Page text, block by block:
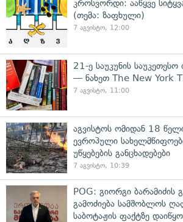
კროსვორდი: ააწყვე
(თემა: ზაფხული)
7 აგვისტო, 12:00
21-ე საუკუნის
— ნახეთ The New York
7 აგვისტო, 11:00
აგვისტოს ომიდან 18
ევროპული
უწყებების განცხადებები
7 აგვისტო, 10:39
POG: გიორგი ბარამიძის
გამოძიება სამშობლოს
საბოტაჟის ფაქტზე დაიწყო